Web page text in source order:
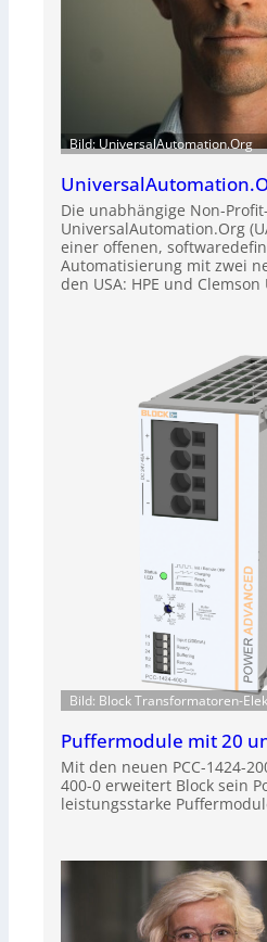
Bild: UniversalAutomation.Org
Die unabhängige Non-
UniversalAutomation.Org
einer offenen,
Automatisierung mit zwei
den USA: HPE und
Bild: Block Transformatoren-
Puffermodule mit 20
Mit den neuen PCC-1424-
400-0 erweitert Block sein
leistungsstarke